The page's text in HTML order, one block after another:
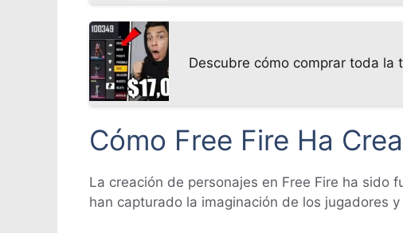
Descubre cómo comprar toda
Cómo Free Fire Ha
La creación de personajes en Free Fire ha sido
han capturado la imaginación de los jugadores